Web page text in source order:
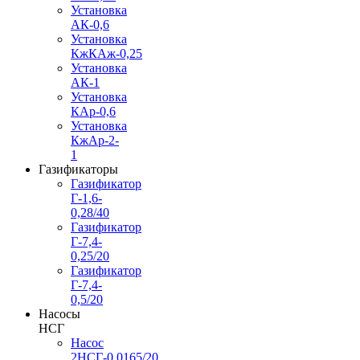
Установка
АК-0,6
Установка
КжКАж-0,25
Установка
АК-1
Установка
КАр-0,6
Установка
КжАр-2-
1
Газификаторы
Газификатор
Г-1,6-
0,28/40
Газификатор
Г-7,4-
0,25/20
Газификатор
Г-7,4-
0,5/20
Насосы
НСГ
Насос
2НСГ-0,0165/20